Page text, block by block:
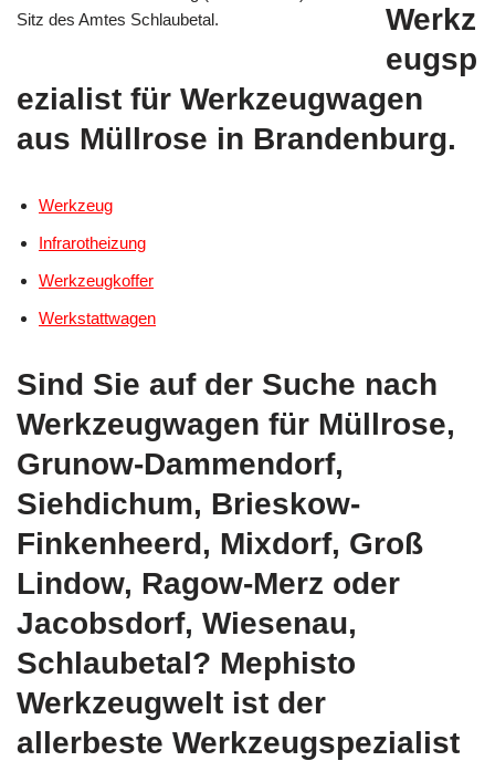
Sitz des Amtes Schlaubetal.
Werkz
eugsp
ezialist für Werkzeugwagen
aus Müllrose in Brandenburg.
Werkzeug
Infrarotheizung
Werkzeugkoffer
Werkstattwagen
Sind Sie auf der Suche nach
Werkzeugwagen für Müllrose,
Grunow-Dammendorf,
Siehdichum, Brieskow-
Finkenheerd, Mixdorf, Groß
Lindow, Ragow-Merz oder
Jacobsdorf, Wiesenau,
Schlaubetal? Mephisto
Werkzeugwelt ist der
allerbeste Werkzeugspezialist